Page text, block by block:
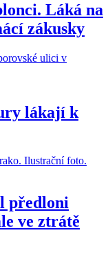
Láká na
zákusky
lákají k
předloni
ve ztrátě